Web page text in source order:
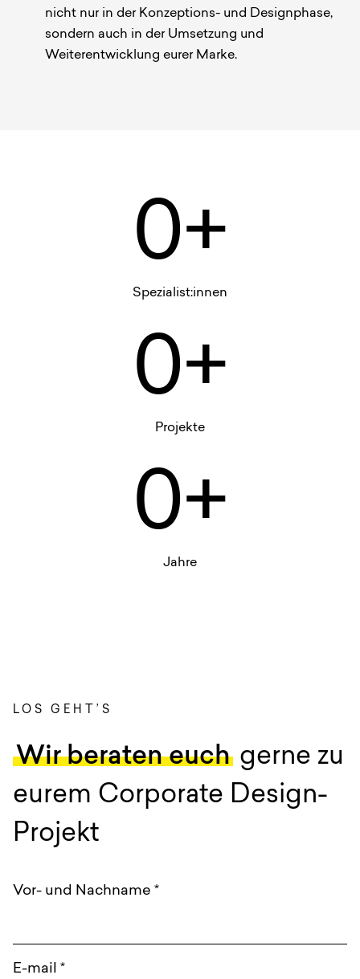
nicht nur in der Konzeptions- und Designphase,
sondern auch in der Umsetzung und
Weiterentwicklung eurer Marke.
0+
Spezialist:innen
0+
Projekte
0+
Jahre
LOS GEHT’S
:Wir beraten euch gerne zu
eurem Corporate Design-
Projekt
Vor- und Nachname *
E-mail *